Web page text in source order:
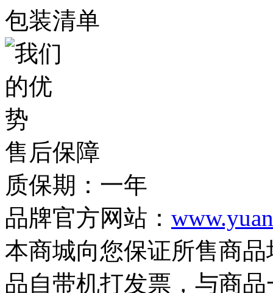
包装清单
售后保障
质保期：一年
品牌官方网站：
本商城向您保证所售商
品自带机打发票，与商